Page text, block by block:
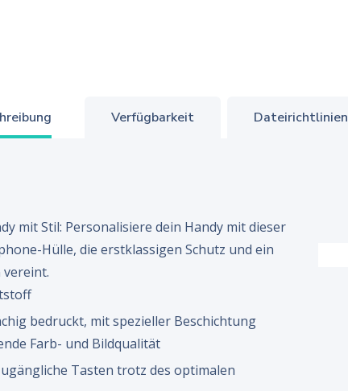
mit Stil: Personalisiere dein Handy mit dieser
Hülle, die erstklassigen Schutz und ein
bedruckt, mit spezieller Beschichtung
Farb- und Bildqualität
Tasten trotz des optimalen
Verfügbarkeit Dateirichtlinien